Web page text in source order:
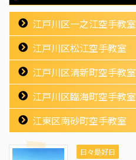
江戸川区一之江空手教室
江戸川区松江空手教室
江戸川区清新町空手教室
江戸川区臨海町空手教室
江東区南砂町空手教室
日々是好日